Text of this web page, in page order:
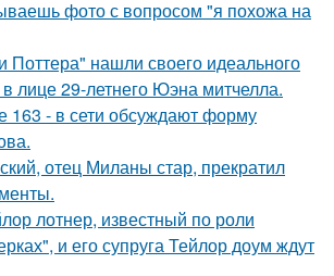
фото с вопросом "я похожа на
Поттера" нашли своего идеального
лице 29-летнего Юэна митчелла.
163 - в сети обсуждают форму
отец Миланы стар, прекратил
лотнер, известный по роли
и его супруга Тейлор доум ждут